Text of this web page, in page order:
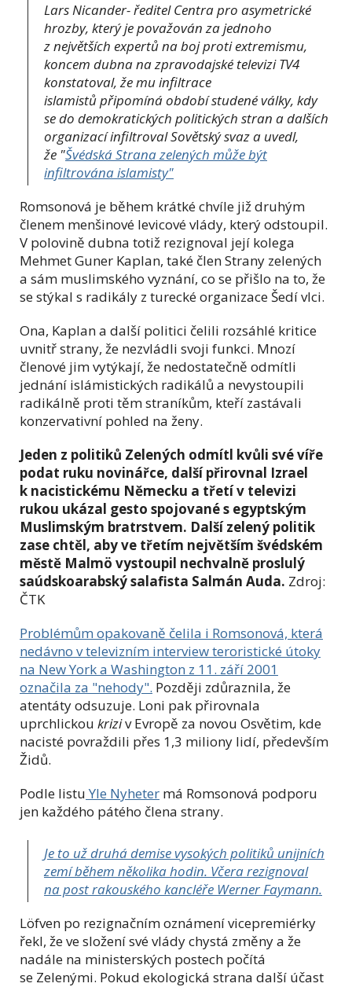
Lars Nicander- ředitel Centra pro asymetrické
hrozby, který je považován za jednoho
z největších expertů na boj proti extremismu,
koncem dubna na zpravodajské televizi TV4
konstatoval, že mu infiltrace
islamistů připomíná období studené války, kdy
se do demokratických politických stran a dalších
organizací infiltroval Sovětský svaz a uvedl,
že "Švédská Strana zelených může být
infiltrována islamisty"
Romsonová je během krátké chvíle již druhým
členem menšinové levicové vlády, který odstoupil.
V polovině dubna totiž rezignoval její kolega
Mehmet Guner Kaplan, také člen Strany zelených
a sám muslimského vyznání, co se přišlo na to, že
se stýkal s radikály z turecké organizace Šedí vlci.
Ona, Kaplan a další politici čelili rozsáhlé kritice
uvnitř strany, že nezvládli svoji funkci. Mnozí
členové jim vytýkají, že nedostatečně odmítli
jednání islámistických radikálů a nevystoupili
radikálně proti těm straníkům, kteří zastávali
konzervativní pohled na ženy.
Jeden z politiků Zelených odmítl kvůli své víře
podat ruku novinářce, další přirovnal Izrael
k nacistickému Německu a třetí v televizi
rukou ukázal gesto spojované s egyptským
Muslimským bratrstvem. Další zelený politik
zase chtěl, aby ve třetím největším švédském
městě Malmö vystoupil nechvalně proslulý
saúdskoarabský salafista Salmán Auda. Zdroj:
ČTK
Problémům opakovaně čelila i Romsonová, která
nedávno v televizním interview teroristické útoky
na New York a Washington z 11. září 2001
označila za "nehody". Později zdůraznila, že
atentáty odsuzuje. Loni pak přirovnala
uprchlickou kriziv Evropě za novou Osvětim, kde
nacisté povraždili přes 1,3 miliony lidí, především
Židů.
Podle listu Yle Nyheter má Romsonová podporu
jen každého pátého člena strany.
Je to už druhá demise vysokých politiků unijních
zemí během několika hodin. Včera rezignoval
na post rakouského kancléře Werner Faymann.
Löfven po rezignačním oznámení vicepremiérky
řekl, že ve složení své vlády chystá změny a že
nadále na ministerských postech počítá
se Zelenými. Pokud ekologická strana další účast